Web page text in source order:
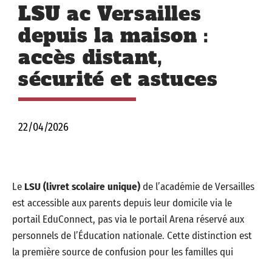
LSU ac Versailles
depuis la maison :
accès distant,
sécurité et astuces
22/04/2026
Le LSU (livret scolaire unique)de l’académie de Versailles
est accessible aux parents depuis leur domicile via le
portail EduConnect, pas via le portail Arena réservé aux
personnels de l’Éducation nationale. Cette distinction est
la première source de confusion pour les familles qui